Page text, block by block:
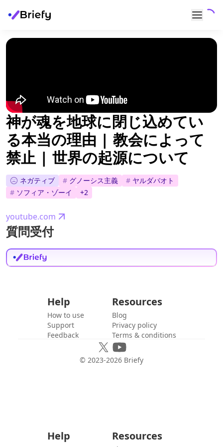
神が魂を地球に閉じ込めてい
る本当の理由 | 教会によって
禁止 | 世界の起源について
ネガティブ # グノーシス主義 # ヤルダバオト
# ソフィア・ゾーイ +2
youtube.com
質問受付
Help
How to use
Support
Feedback
Resources
Blog
Privacy policy
Terms & conditions
© 2023-2026 Briefy
Help Resources